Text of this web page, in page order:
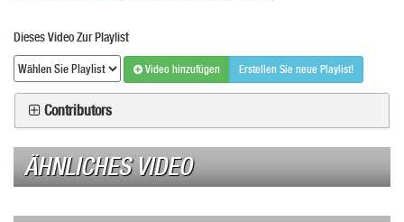
Dieses Video Zur Playlist
Video hinzufügen Erstellen Sie neue Playlist!
Contributors
ÄHNLICHES VIDEO